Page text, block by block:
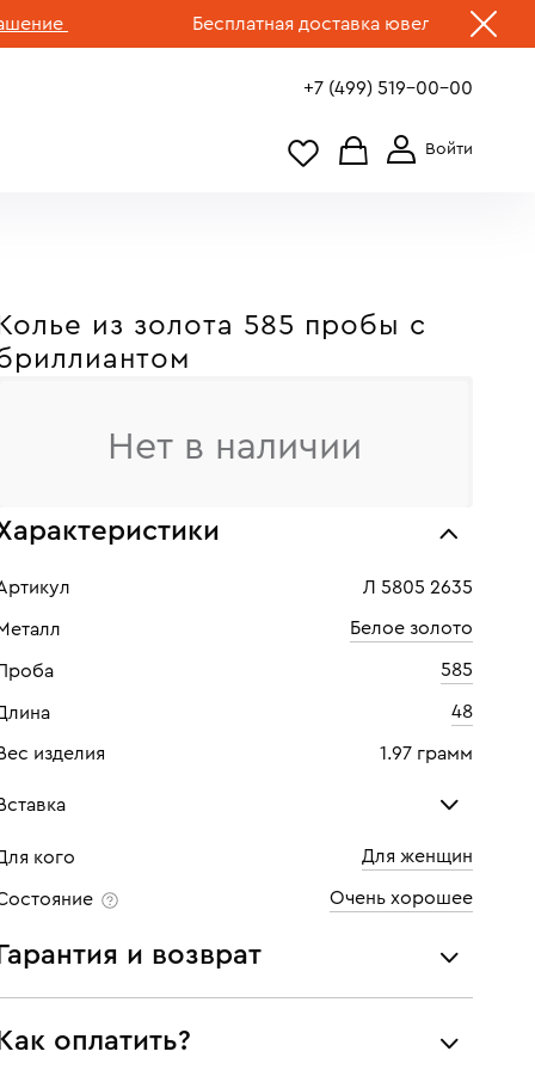
Бесплатная доставка ювелирных изделий
+7 (499) 519-00-00
Колье из золота 585 пробы с
Нет в наличии
Л 5805 2635
Белое золото
585
48
изделия 1.97 грамм
Бриллиант
Количество 1 шт
Каратность 0,03
кого Для женщин
Очень хорошее
Гарантия и возврат
предоставляем следующие гарантии:
брендовых украшений;
Как оплатить?